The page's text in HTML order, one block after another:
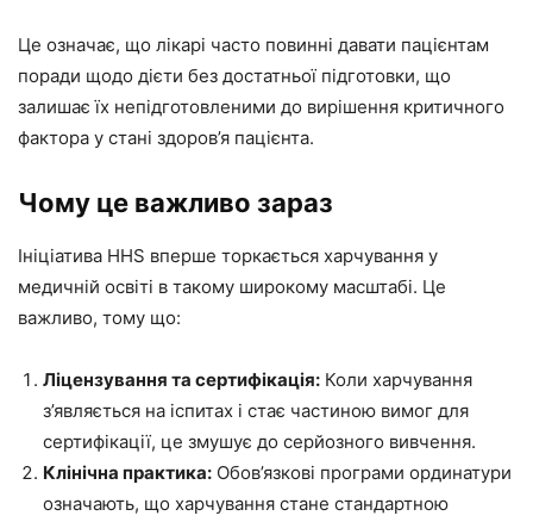
Це означає, що лікарі часто повинні давати пацієнтам
поради щодо дієти без достатньої підготовки, що
залишає їх непідготовленими до вирішення критичного
фактора у стані здоров’я пацієнта.
Чому це важливо зараз
Ініціатива HHS вперше торкається харчування у
медичній освіті в такому широкому масштабі. Це
важливо, тому що:
Ліцензування та сертифікація: Коли харчування
з’являється на іспитах і стає частиною вимог для
сертифікації, це змушує до серйозного вивчення.
Клінічна практика: Обов’язкові програми ординатури
означають, що харчування стане стандартною